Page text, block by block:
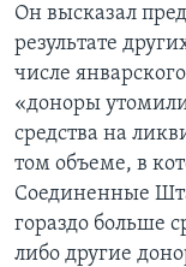
Он высказал
результате
числе
«доноры
средства на
том объеме, в
Соединенные
гораздо больше
либо другие